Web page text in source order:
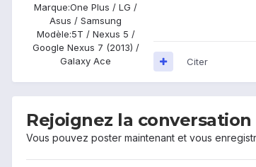
Marque:One Plus / LG /
Asus / Samsung
Modèle:5T / Nexus 5 /
Google Nexus 7 (2013) /
Galaxy Ace
Citer
Rejoignez la conversation
Vous pouvez poster maintenant et vous